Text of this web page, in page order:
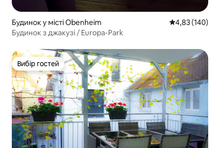
Будинок у місті Obenheim Середня
4,83 (140)
Будинок з джакузі / Europa-Park
Вибір гостей
Вибір гостей